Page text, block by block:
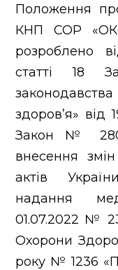
Положення
КНП СОР
розроблено
статті 18
здоров’я» від
Закон №
внесення
актів
надання
01.07.2022 №
Охорони
року № 1236